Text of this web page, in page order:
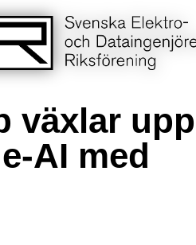
växlar upp
AI med